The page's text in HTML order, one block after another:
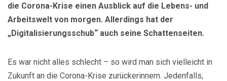
die Corona-Krise einen Ausblick auf die Lebens- und
Arbeitswelt von morgen. Allerdings hat der
„Digitalisierungsschub“ auch seine Schattenseiten.
Es war nicht alles schlecht – so wird man sich vielleicht in
Zukunft an die Corona-Krise zurückerinnern. Jedenfalls,